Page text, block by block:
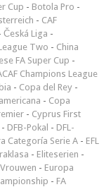
Cup - Botola Pro -
- CAF
Česká Liga -
Two - China
FA Super Cup -
Champions League
- Copa del Rey -
- Copa
- Cyprus First
- DFB-Pokal - DFL-
Categoría Serie A - EFL
- Eliteserien -
- Europa
- FA